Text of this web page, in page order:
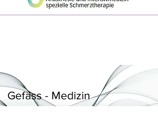
Gefäss - Medizin